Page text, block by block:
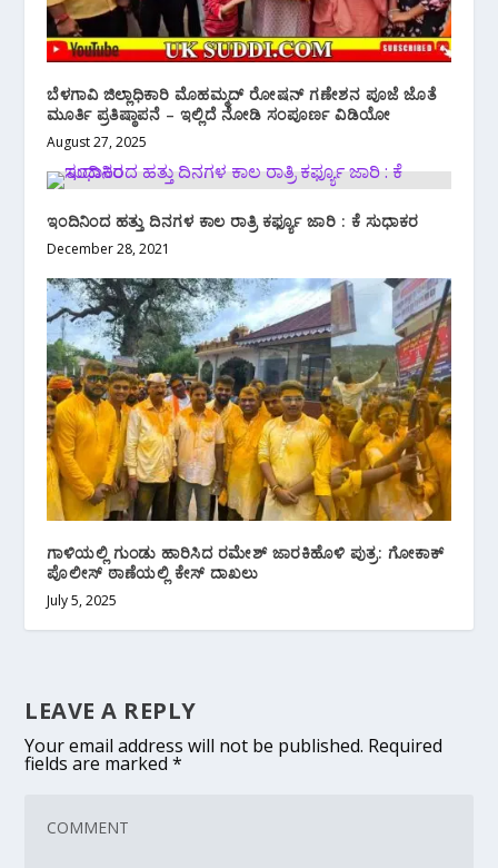
ಬೆಳಗಾವಿ ಜಿಲ್ಲಾಧಿಕಾರಿ ಮೊಹಮ್ಮದ್ ರೋಷನ್ ಗಣೇಶನ ಪೂಜೆ ಜೊತೆ
ಮೂರ್ತಿ ಪ್ರತಿಷ್ಠಾಪನೆ – ಇಲ್ಲಿದೆ ನೋಡಿ ಸಂಪೂರ್ಣ ವಿಡಿಯೋ
August 27, 2025
ಇಂದಿನಿಂದ ಹತ್ತು ದಿನಗಳ ಕಾಲ ರಾತ್ರಿ ಕರ್ಫ್ಯೂ ಜಾರಿ : ಕೆ ಸುಧಾಕರ
December 28, 2021
ಗಾಳಿಯಲ್ಲಿ ಗುಂಡು ಹಾರಿಸಿದ ರಮೇಶ್​ ಜಾರಕಿಹೊಳಿ ಪುತ್ರ: ಗೋಕಾಕ್
ಪೊಲೀಸ್ ಠಾಣೆಯಲ್ಲಿ ಕೇಸ್ ದಾಖಲು
July 5, 2025
LEAVE A REPLY
Your email address will not be published. Required
fields are marked*